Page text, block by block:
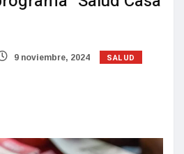
9 noviembre, 2024 SALUD